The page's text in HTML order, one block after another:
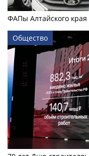
ФАПы Алтайского
Общество